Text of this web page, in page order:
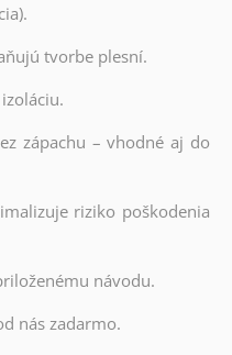
tvorbe plesní.
zápachu – vhodné aj do
riziko poškodenia
návodu.
nás zadarmo.